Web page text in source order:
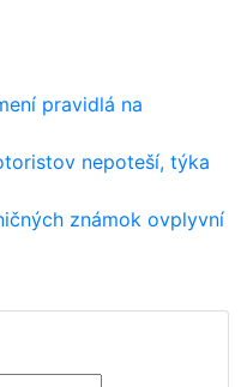
pravidlá na
nepoteší, týka
známok ovplyvní